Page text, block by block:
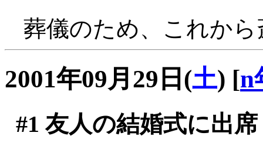
葬儀のため、これか
2001年09月29日(土) [n
#1 友人の結婚式に出席